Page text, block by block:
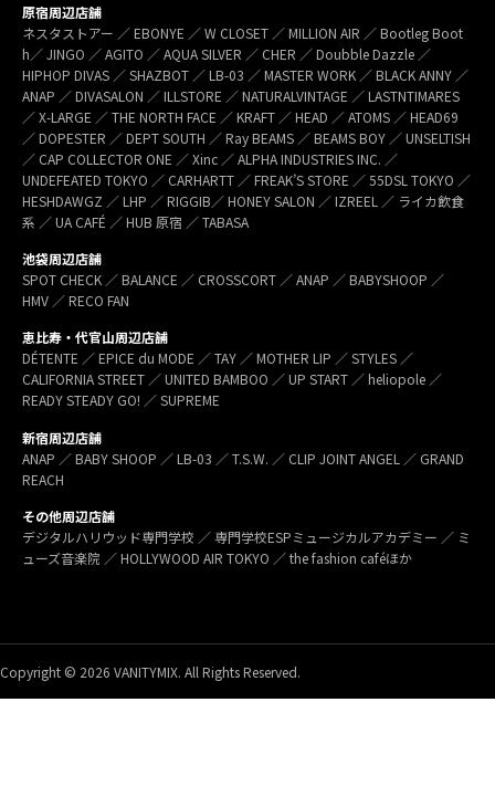
原宿周辺店舗
ネスタストアー ／ EBONYE ／ W CLOSET ／ MILLION AIR ／ Bootleg Boot
h／ JINGO ／ AGITO ／ AQUA SILVER ／ CHER ／ Doubble Dazzle ／
HIPHOP DIVAS ／ SHAZBOT ／ LB-03 ／ MASTER WORK ／ BLACK ANNY ／
ANAP ／ DIVASALON ／ ILLSTORE ／ NATURALVINTAGE ／ LASTNTIMARES
／ X-LARGE ／ THE NORTH FACE ／ KRAFT ／ HEAD ／ ATOMS ／ HEAD69
／ DOPESTER ／ DEPT SOUTH ／ Ray BEAMS ／ BEAMS BOY ／ UNSELTISH
／ CAP COLLECTOR ONE ／ Xinc ／ ALPHA INDUSTRIES INC. ／
UNDEFEATED TOKYO ／ CARHARTT ／ FREAK’S STORE ／ 55DSL TOKYO ／
HESHDAWGZ ／ LHP ／ RIGGIB／ HONEY SALON ／ IZREEL ／ ライカ飲食
系 ／ UA CAFÉ ／ HUB 原宿 ／ TABASA
池袋周辺店舗
SPOT CHECK ／ BALANCE ／ CROSSCORT ／ ANAP ／ BABYSHOOP ／
HMV ／ RECO FAN
恵比寿・代官山周辺店舗
DÉTENTE ／ EPICE du MODE ／ TAY ／ MOTHER LIP ／ STYLES ／
CALIFORNIA STREET ／ UNITED BAMBOO ／ UP START ／ heliopole ／
READY STEADY GO! ／ SUPREME
新宿周辺店舗
ANAP ／ BABY SHOOP ／ LB-03 ／ T.S.W. ／ CLIP JOINT ANGEL ／ GRAND
REACH
その他周辺店舗
デジタルハリウッド専門学校 ／ 専門学校ESPミュージカルアカデミー ／ ミ
ューズ音楽院 ／ HOLLYWOOD AIR TOKYO ／ the fashion caféほか
Copyright © 2026 VANITYMIX. All Rights Reserved.